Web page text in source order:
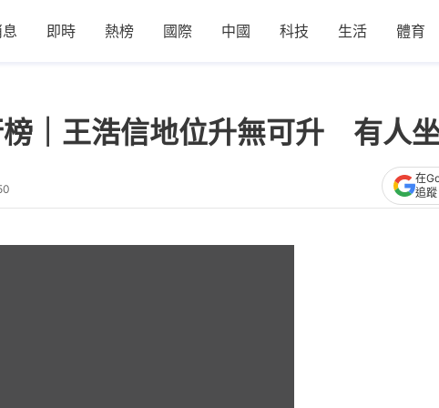
即時 熱榜 國際 中國 科技 生活 體育
｜王浩信地位升無可升 有人
在
追蹤